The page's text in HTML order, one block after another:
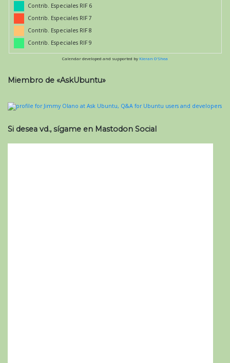
Contrib. Especiales RIF 6
Contrib. Especiales RIF 7
Contrib. Especiales RIF 8
Contrib. Especiales RIF 9
Calendar developed and supported by Kieran O'Shea
Miembro de «AskUbuntu»
Si desea vd., sígame en Mastodon Social